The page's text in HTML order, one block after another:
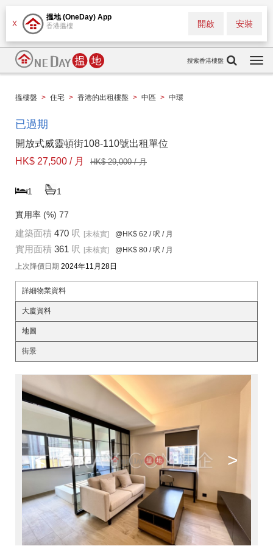
X
搵地 (OneDay) App
香港搵樓 安裝
開啟
搜索香港樓盤
搵樓盤 > 住宅 > 香港的出租樓盤 > 中區 > 中環
已過期
開放式威靈頓街108-110號出租單位
HK$ 27,500 / 月
HK$ 29,000 / 月
1 1
實用率 (%) 77
建築面積 470 呎 [未核實] @HK$ 62 / 呎 / 月
實用面積 361 呎 [未核實] @HK$ 80 / 呎 / 月
上次降價日期 2024年11月28日
詳細物業資料
大廈資料
地圖
街景
< >